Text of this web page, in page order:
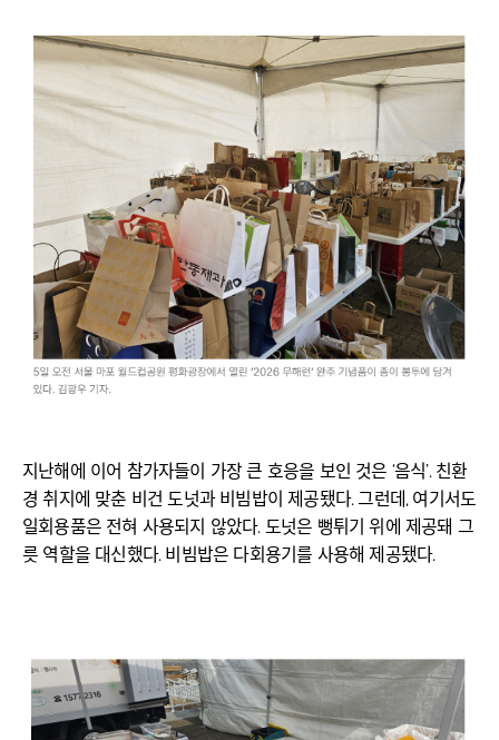
지난해에 이어 참가자들이 가장 큰 호응을 보인 것은 ‘음식’. 친환
경 취지에 맞춘 비건 도넛과 비빔밥이 제공됐다. 그런데, 여기서도
일회용품은 전혀 사용되지 않았다. 도넛은 뻥튀기 위에 제공돼 그
릇 역할을 대신했다. 비빔밥은 다회용기를 사용해 제공됐다.